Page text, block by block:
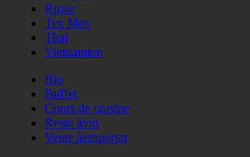
Russe
Tex Mex
Thaï
Vietnamien
Bio
Buffet
Cours de cuisine
Resto àvin
Vente àemporter